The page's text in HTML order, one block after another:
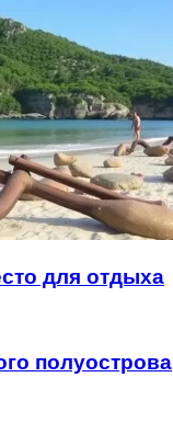
для отдыха
полуострова